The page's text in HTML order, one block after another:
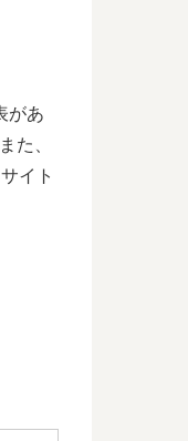
があ
た、
イト